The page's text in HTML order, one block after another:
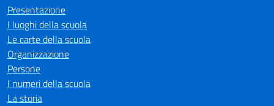
Presentazione
I luoghi della scuola
Le carte della scuola
Organizzazione
Persone
I numeri della scuola
La storia